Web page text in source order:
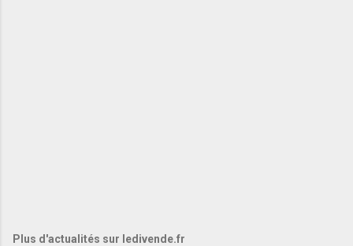
Plus d'actualités sur ledivende.fr